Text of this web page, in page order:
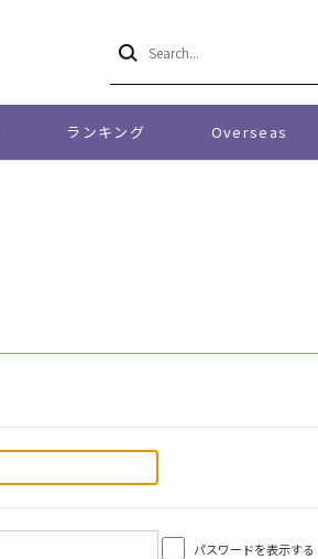
ランキング Overseas
パスワードを表示する